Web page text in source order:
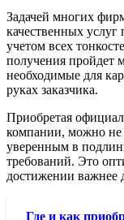
Задачей многих
качественных
учетом всех
получения пройдет
необходимые для
руках заказчика.
Приобретая
компании, можно не
уверенным в
требований. Это
достижении важнее
Где и как